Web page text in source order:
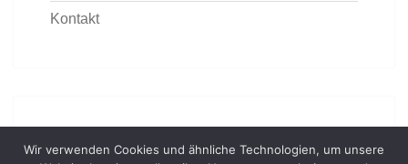
Kontakt
Wir verwenden Cookies und ähnliche Technologien, um unsere